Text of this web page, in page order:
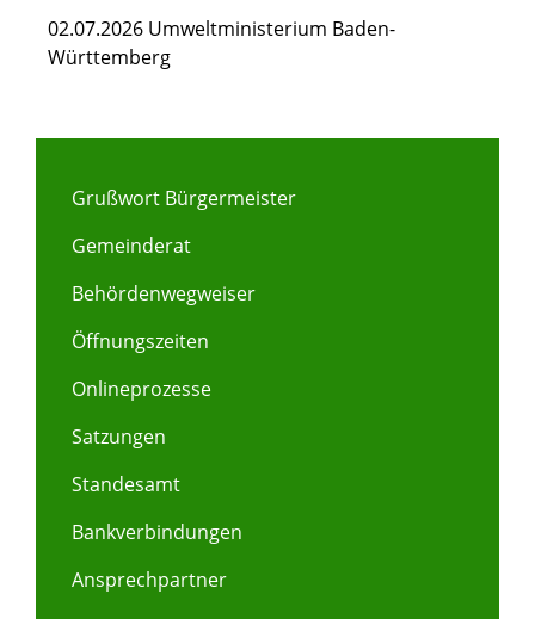
02.07.2026 Umweltministerium Baden-
Württemberg
Grußwort Bürgermeister
Gemeinderat
Behördenwegweiser
Öffnungszeiten
Onlineprozesse
Satzungen
Standesamt
Bankverbindungen
Ansprechpartner